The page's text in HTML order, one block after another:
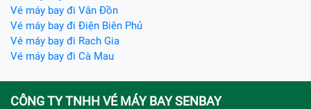
Vé máy bay đi Vân Đồn
Vé máy bay đi Điện Biên Phủ
Vé máy bay đi Rach Gia
Vé máy bay đi Cà Mau
CÔNG TY TNHH VÉ MÁY BAY SENBAY